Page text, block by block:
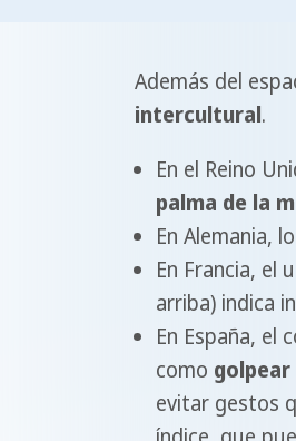
Además del
intercultural.
En el Reino
palma de la
En Alemania,
En Francia, el
arriba) indica
En España, el
como
evitar gestos